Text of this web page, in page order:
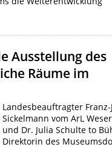
Ausstellung des
Räume im
Landesbeauftragter Franz-
Sickelmann vom ArL
und Dr. Julia Schulte to
Direktorin des